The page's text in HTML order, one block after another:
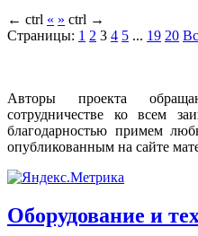
← ctrl « » ctrl →
Страницы: 1 2 3 4 5 ... 19 20
Авторы проекта
сотрудничестве ко всем
благодарностью примем
опубликованным на сайте
Оборудование и